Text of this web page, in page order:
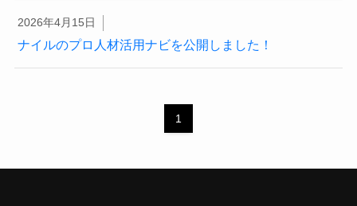
2026年4月15日
ナイルのプロ人材活用ナビを公開しました！
1